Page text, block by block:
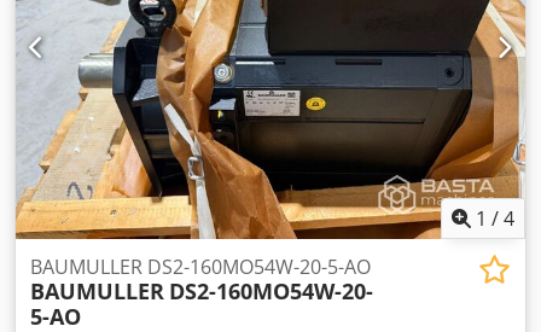
1 /4
BAUMULLER DS2-160MO54W-20-5-AO
BAUMULLER DS2-160MO54W-20-
5-AO